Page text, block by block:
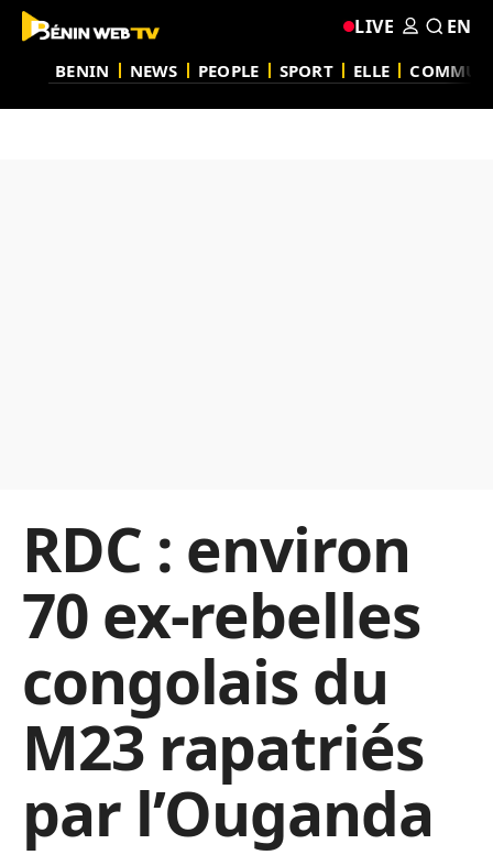
BENIN NEWS PEOPLE SPORT ELLE
LIVE EN
RDC : environ
70 ex-rebelles
congolais du
M23 rapatriés
par l’Ouganda